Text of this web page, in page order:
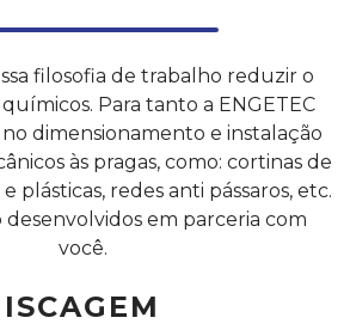
filosofia de trabalho reduzir o
Para tanto a ENGETEC
dimensionamento e instalação
às pragas, como: cortinas de
plásticas, redes anti pássaros, etc.
desenvolvidos em parceria com
você.
ISCAGEM